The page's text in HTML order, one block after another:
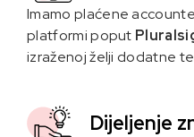
Imamo plaćene
platformi poput
izraženoj želji dodatne
Dijeljenje